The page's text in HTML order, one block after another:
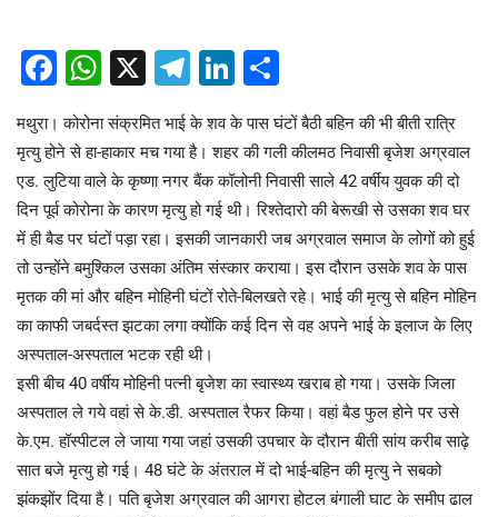
Facebook
WhatsApp
X Telegram
LinkedIn
मथुरा। कोरोना संक्रमित भाई के शव के पास घंटों बैठी बहिन की भी बीती रात्रि
मृत्यु होने से हा-हाकार मच गया है। शहर की गली कीलमठ निवासी बृजेश अग्रवाल
एड. लुटिया वाले के कृष्णा नगर बैंक कॉलोनी निवासी साले 42 वर्षीय युवक की दो
दिन पूर्व कोरोना के कारण मृत्यु हो गई थी। रिश्तेदारो की बेरूखी से उसका शव घर
में ही बैड पर घंटों पड़ा रहा। इसकी जानकारी जब अग्रवाल समाज के लोगों को हुई
तो उन्होंने बमुश्किल उसका अंतिम संस्कार कराया। इस दौरान उसके शव के पास
मृतक की मां और बहिन मोहिनी घंटों रोते-बिलखते रहे। भाई की मृत्यु से बहिन मोहिन
का काफी जबर्दस्त झटका लगा क्योंकि कई दिन से वह अपने भाई के इलाज के लिए
अस्पताल-अस्पताल भटक रही थी।
इसी बीच 40 वर्षीय मोहिनी पत्नी बृजेश का स्वास्थ्य खराब हो गया। उसके जिला
अस्पताल ले गये वहां से के.डी. अस्पताल रैफर किया। वहां बैड फुल होने पर उसे
के.एम. हॉस्पीटल ले जाया गया जहां उसकी उपचार के दौरान बीती सांय करीब साढ़े
सात बजे मृत्यु हो गई। 48 घंटे के अंतराल में दो भाई-बहिन की मृत्यु ने सबको
झंकझोंर दिया है। पति बृजेश अग्रवाल की आगरा होटल बंगाली घाट के समीप ढाल